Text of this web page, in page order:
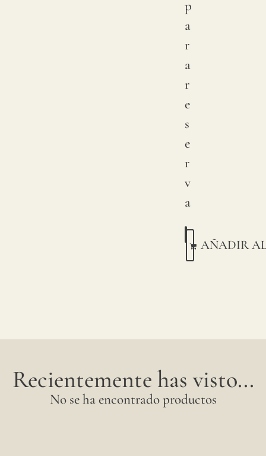
p
a
r
a
r
e
s
e
r
v
a
AÑADIR
Recientemente has visto...
No se ha encontrado productos